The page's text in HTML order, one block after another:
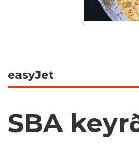
easyJet
SBA